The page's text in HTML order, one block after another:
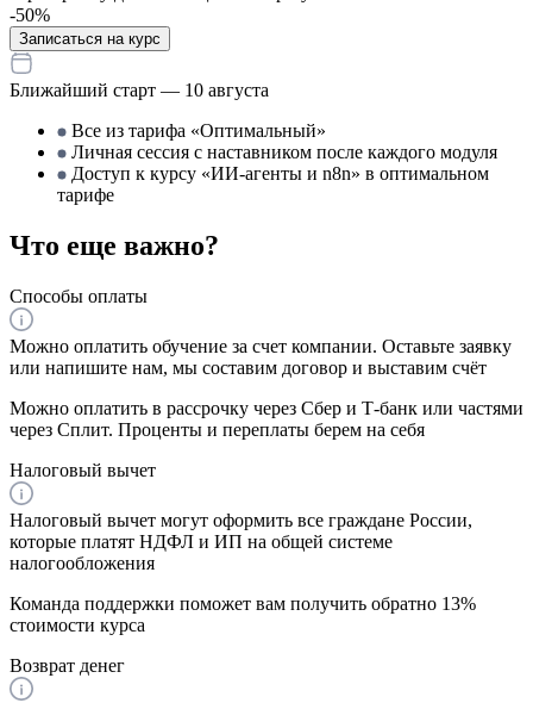
-50%
Записаться на курс
Ближайший старт — 10 августа
Все из тарифа «Оптимальный»
Личная сессия с наставником после каждого модуля
Доступ к курсу «ИИ-агенты и n8n» в оптимальном
тарифе
Что еще важно?
Способы оплаты
Можно оплатить обучение за счет компании. Оставьте заявку
или напишите нам, мы составим договор и выставим счёт
Можно оплатить в рассрочку через Сбер и Т-банк или частями
через Сплит. Проценты и переплаты берем на себя
Налоговый вычет
Налоговый вычет могут оформить все граждане России,
которые платят НДФЛ и ИП на общей системе
налогообложения
Команда поддержки поможет вам получить обратно 13%
стоимости курса
Возврат денег